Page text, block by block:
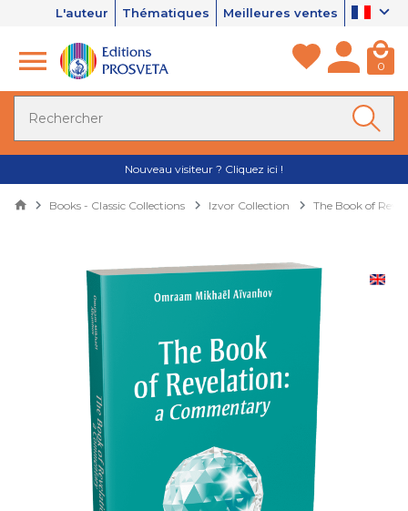
L'auteur Thématiques Meilleures ventes
0
Nouveau visiteur ? Cliquez ici !
Books - Classic Collections Izvor Collection The Book of